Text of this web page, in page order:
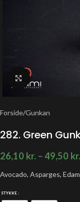
Klik for at
Forside/Gunkan
282. Green
26,10 kr. – 49,50 kr.
Avocado, Asparges,
STYKKE